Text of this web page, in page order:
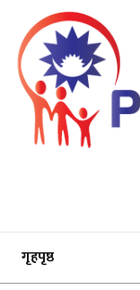
गृहपृष्ठ